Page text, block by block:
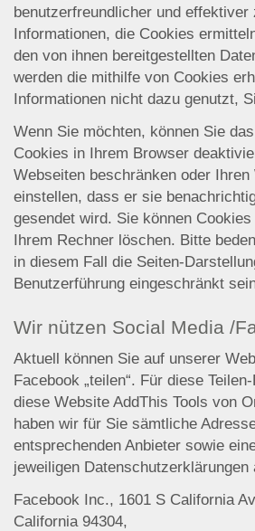
benutzerfreundlicher und effektiver
Informationen, die Cookies
den von ihnen bereitgestellten
werden die mithilfe von Cookies
Informationen nicht dazu genutzt,
Wenn Sie möchten, können Sie
Cookies in Ihrem Browser
Webseiten beschränken oder
einstellen, dass er sie
gesendet wird. Sie können
Ihrem Rechner löschen. Bitte
in diesem Fall die Seiten-
Benutzerführung eingeschränkt
Wir nützen Social Media /
Aktuell können Sie auf unserer
Facebook „teilen“. Für diese
diese Website AddThis Tools von
haben wir für Sie sämtliche
entsprechenden Anbieter sowie
jeweiligen Datenschutzerklärungen
Facebook Inc., 1601 S California
California 94304,